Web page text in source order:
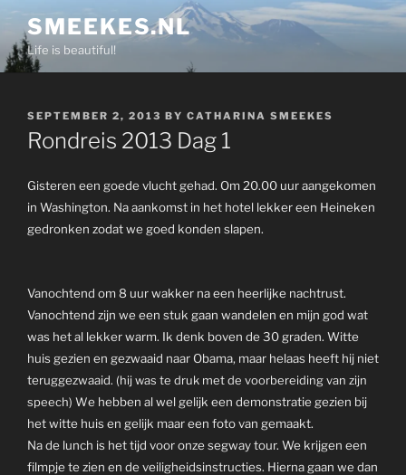
content
SMEEKES.NL
Life is beautiful!
POSTED
ON
SEPTEMBER 2, 2013 BY CATHARINA SMEEKES
Rondreis 2013 Dag 1
Gisteren een goede vlucht gehad. Om 20.00 uur aangekomen
in Washington. Na aankomst in het hotel lekker een Heineken
gedronken zodat we goed konden slapen.
Vanochtend om 8 uur wakker na een heerlijke nachtrust.
Vanochtend zijn we een stuk gaan wandelen en mijn god wat
was het al lekker warm. Ik denk boven de 30 graden. Witte
huis gezien en gezwaaid naar Obama, maar helaas heeft hij niet
teruggezwaaid. (hij was te druk met de voorbereiding van zijn
speech) We hebben al wel gelijk een demonstratie gezien bij
het witte huis en gelijk maar een foto van gemaakt.
Na de lunch is het tijd voor onze segway tour. We krijgen een
filmpje te zien en de veiligheidsinstructies. Hierna gaan we dan